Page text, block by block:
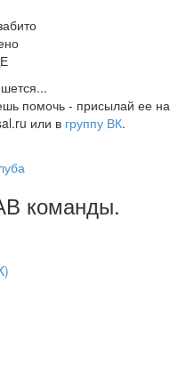
помочь - присылай ее на
или в группу ВК.
команды.